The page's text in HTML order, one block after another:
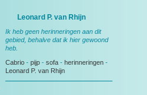
Leonard P. van Rhijn
Ik heb geen herinneringen aan dit
gebied, behalve dat ik hier gewoond
heb.
Cabrio - pijp - sofa - herinneringen -
Leonard P. van Rhijn